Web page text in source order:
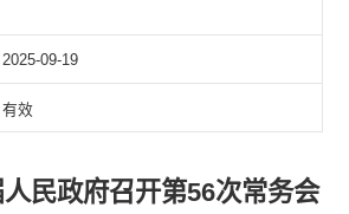
2025-09-19
有效
民政府召开第56次常务会